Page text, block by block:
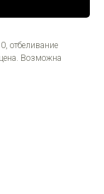
отбеливание
Возможна